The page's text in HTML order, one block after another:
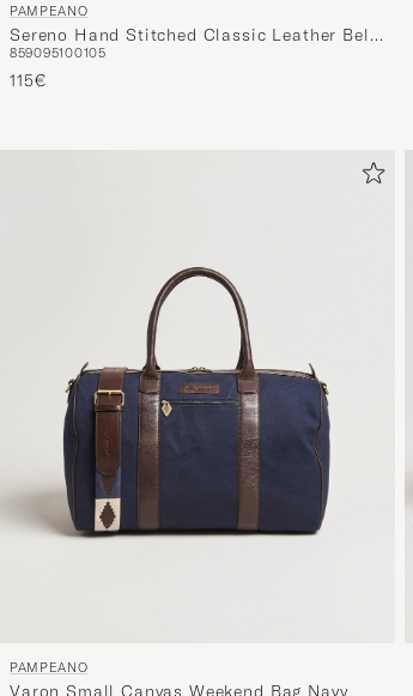
PAMPEANO
Sereno Hand Stitched Classic Leather Belt
3,5cm Blue
859095100105
115€
PAMPEANO
Varon Small Canvas Weekend Bag Navy